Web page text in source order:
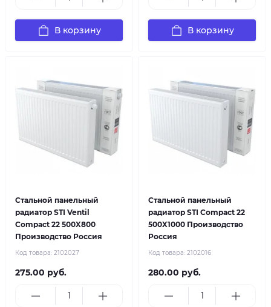
В корзину В корзину
Стальной панельный
радиатор STI Ventil
Compact 22 500X800
Производство Россия
Код товара: 2102027
275.00 руб.
Стальной панельный
радиатор STI Compact 22
500X1000 Производство
Россия
Код товара: 2102016
280.00 руб.